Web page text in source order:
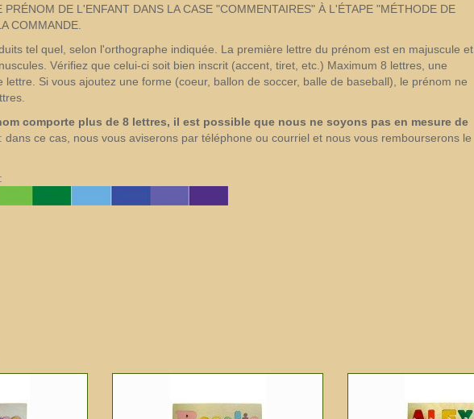
DE L'ENFANT DANS LA CASE "COMMENTAIRES" À L'ÉTAPE "MÉTHODE DE
COMMANDE.
tel quel, selon l'orthographe indiquée. La première lettre du prénom est en majuscule et
Vérifiez que celui-ci soit bien inscrit (accent, tiret, etc.) Maximum 8 lettres, une
lettre. Si vous ajoutez une forme (coeur, ballon de soccer, balle de baseball), le prénom ne
comporte plus de 8 lettres, il est possible que nous ne soyons pas en mesure de
: dans ce cas, nous vous aviserons par téléphone ou courriel et nous vous rembourserons le